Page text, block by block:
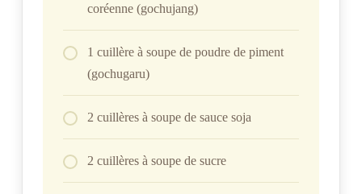
coréenne (gochujang)
1 cuillère à soupe de poudre de piment
(gochugaru)
2 cuillères à soupe de sauce soja
2 cuillères à soupe de sucre